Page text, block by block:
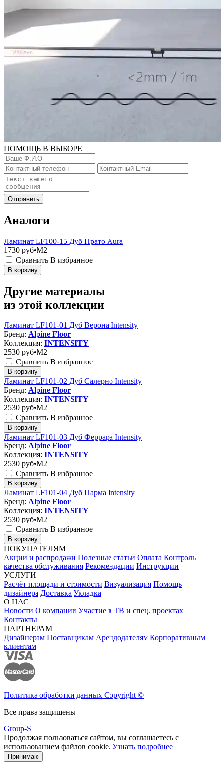
ПОМОЩЬ В ВЫБОРЕ
Отправить
Аналоги
Ламинат LF100-15 Дуб Прато Aura
1730 руб•M2
Сравнить В избранное
В корзину
Другие материалы
из этой коллекции
Ламинат LF101-01 Дуб Верона Intensity
Бренд: Alpine Floor
Коллекция: INTENSITY
2530 руб•M2
Сравнить В избранное
В корзину
Ламинат LF101-02 Дуб Салерно Intensity
Бренд: Alpine Floor
Коллекция: INTENSITY
2530 руб•M2
Сравнить В избранное
В корзину
Ламинат LF101-03 Дуб Феррара Intensity
Бренд: Alpine Floor
Коллекция: INTENSITY
2530 руб•M2
Сравнить В избранное
В корзину
Ламинат LF101-04 Дуб Парма Intensity
Бренд: Alpine Floor
Коллекция: INTENSITY
2530 руб•M2
Сравнить В избранное
В корзину
ПОКУПАТЕЛЯМ
Акции и распродажи Полезные статьи Оплата Контроль
качества обслуживания Рекомендации Инструкции
УСЛУГИ
Расчёт площади и стоимости Визуализация Помощь
дизайнера Доставка Укладка
О НАС
Новости О компании Участие в ТВ и спец. проектах
Контакты
ПАРТНЕРАМ
Дизайнерам Поставщикам Арендодателям Корпоративным
клиентам
Политика обработки данных Copyright ©
Все права защищены |
Group-S
Продолжая пользоваться сайтом, вы соглашаетесь с
использованием файлов cookie. Узнать подробнее
Принимаю